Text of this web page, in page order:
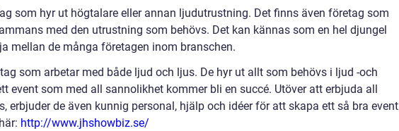
som hyr ut högtalare eller annan ljudutrustning. Det finns även företag som
med den utrustning som behövs. Det kan kännas som en hel djungel
mellan de många företagen inom branschen.
som arbetar med både ljud och ljus. De hyr ut allt som behövs i ljud -och
event som med all sannolikhet kommer bli en succé. Utöver att erbjuda all
erbjuder de även kunnig personal, hjälp och idéer för att skapa ett så bra event
http://www.jhshowbiz.se/